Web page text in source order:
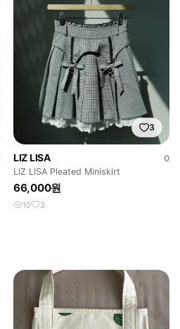
3
LIZ LISA
0
LIZ LISA Pleated Miniskirt
66,000원
10 3